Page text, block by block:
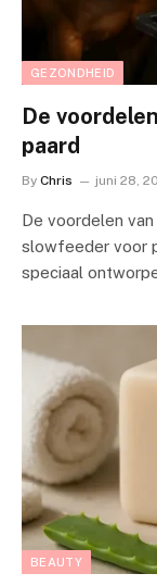
GEZONDHEID
De
paard
By Chris juni 28,
De voordelen
slowfeeder voor
speciaal
BEAUTY